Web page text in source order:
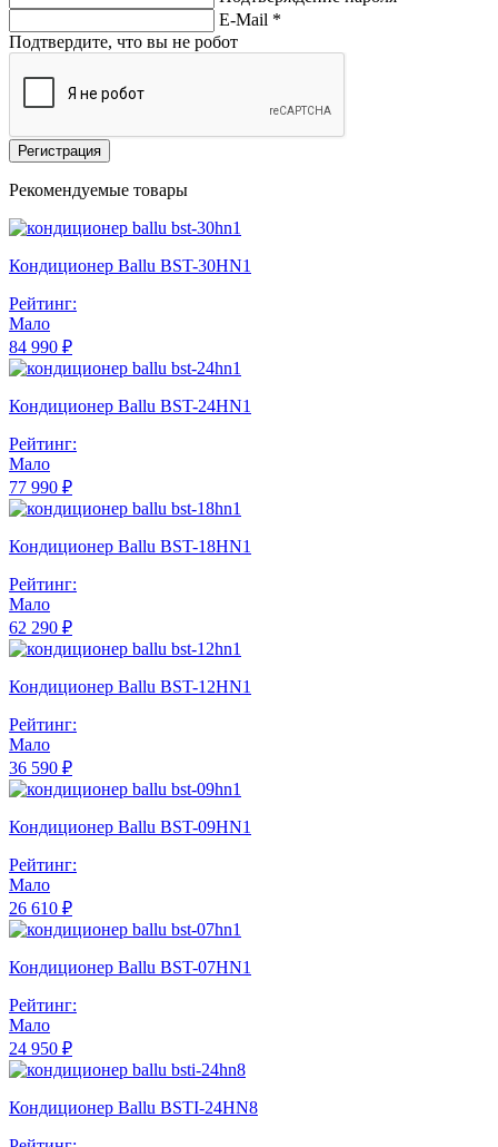
E-Mail *
Подтвердите, что вы не робот
Регистрация
Рекомендуемые товары
Кондиционер Ballu BST-30HN1
Рейтинг:
Мало
84 990 ₽
Кондиционер Ballu BST-24HN1
Рейтинг:
Мало
77 990 ₽
Кондиционер Ballu BST-18HN1
Рейтинг:
Мало
62 290 ₽
Кондиционер Ballu BST-12HN1
Рейтинг:
Мало
36 590 ₽
Кондиционер Ballu BST-09HN1
Рейтинг:
Мало
26 610 ₽
Кондиционер Ballu BST-07HN1
Рейтинг:
Мало
24 950 ₽
Кондиционер Ballu BSTI-24HN8